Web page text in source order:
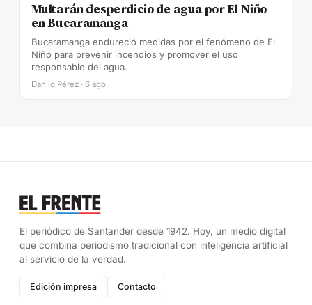
Multarán desperdicio de agua por El Niño
en Bucaramanga
Bucaramanga endureció medidas por el fenómeno de El
Niño para prevenir incendios y promover el uso
responsable del agua.
Danilo Pérez · 6 ago.
El periódico de Santander desde 1942. Hoy, un medio digital
que combina periodismo tradicional con inteligencia artificial
al servicio de la verdad.
Edición impresa Contacto